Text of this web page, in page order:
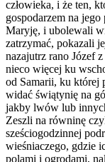
człowieka, i że ten,
gospodarzem na
Maryję, i ubolewali
zatrzymać, pokazali
nazajutrz rano Józef
nieco więcej ku
od Samarii, ku której
widać świątynię na
jakby lwów lub
Zeszli na równinę
sześciogodzinnej
wieśniaczego, gdzie
polami i ogrodami,